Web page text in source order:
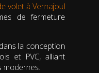
volet à Vernajoul
de fermeture
la conception
et PVC, alliant
modernes.